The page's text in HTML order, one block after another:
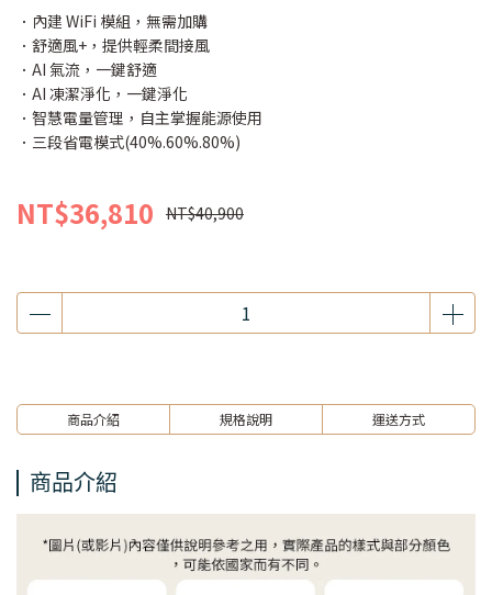
．內建 WiFi 模組，無需加購
．舒適風+，提供輕柔間接風
．AI 氣流，一鍵舒適
．AI 凍潔淨化，一鍵淨化
．智慧電量管理，自主掌握能源使用
．三段省電模式(40%.60%.80%)
NT$36,810 NT$40,900
商品介紹 規格說明 運送方式
商品介紹